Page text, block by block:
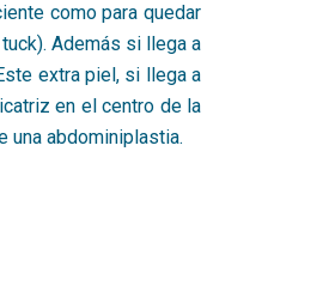
como para quedar
Además si llega a
extra piel, si llega a
en el centro de la
una abdominiplastia.